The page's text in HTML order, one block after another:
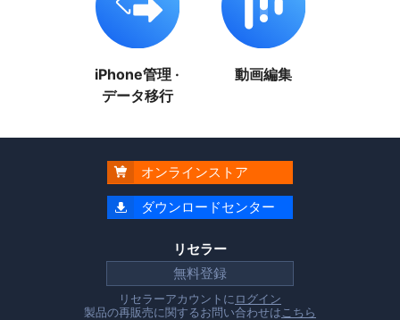
iPhone管理 ·
データ移行
動画編集
 オンラインストア
 ダウンロードセンター
リセラー
無料登録
リセラーアカウントに ログイン
製品の再販売に関するお問い合わせは こちら